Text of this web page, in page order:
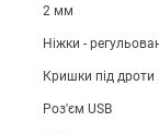
2 мм
Ніжки -
Кришки під дроти
Роз'єм USB